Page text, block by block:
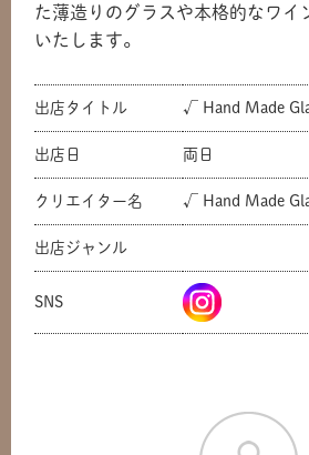
た薄造りのグラスや本格的なワイ
いたします。
出店タイトル √ Hand Made
出店日 両日
クリエイター名 √ Hand Made
出店ジャンル
SNS
共有方法を選択